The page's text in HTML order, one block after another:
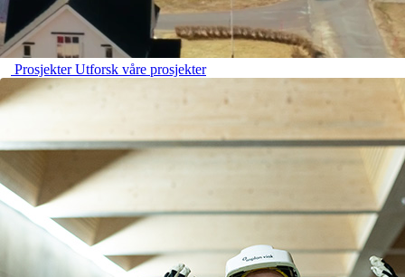
ProsjekterUtforsk våre prosjekter